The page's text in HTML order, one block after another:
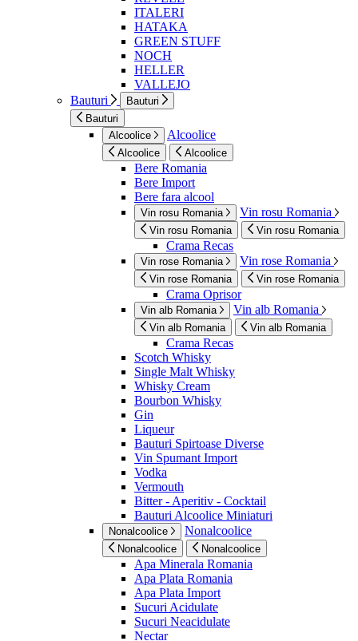
ITALERI
HATAKA
GREEN STUFF
NOCH
HELLER
VALLEJO
Bauturi
Bauturi
Bauturi
Alcoolice
Alcoolice
Alcoolice Alcoolice
Bere Romania
Bere Import
Bere fara alcool
Vin rosu Romania Vin rosu Romania
Vin rosu Romania Vin rosu Romania
Crama Recas
Vin rose Romania Vin rose Romania
Vin rose Romania Vin rose Romania
Crama Oprisor
Vin alb Romania Vin alb Romania
Vin alb Romania Vin alb Romania
Crama Recas
Scotch Whisky
Single Malt Whisky
Whisky Cream
Bourbon Whisky
Gin
Liqueur
Bauturi Spirtoase Diverse
Vin Spumant Import
Vodka
Vermouth
Bitter - Aperitiv - Cocktail
Bauturi Alcoolice Miniaturi
Nonalcoolice Nonalcoolice
Nonalcoolice Nonalcoolice
Apa Minerala Romania
Apa Plata Romania
Apa Plata Import
Sucuri Acidulate
Sucuri Neacidulate
Nectar